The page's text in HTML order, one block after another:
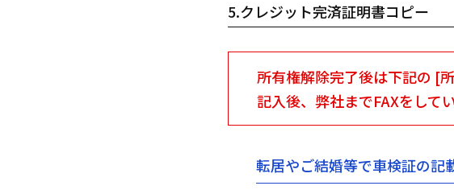
5.クレジット完済証明書コピー
所有権解除完了後は下記の [
記入後、弊社までFAXをして
転居やご結婚等で車検証の記